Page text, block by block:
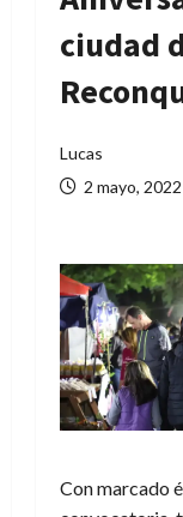
ciudad
Lucas
2 mayo, 2022
Con marcado